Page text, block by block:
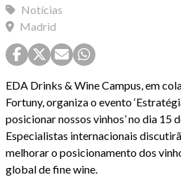
Notícias
Madrid
EDA Drinks & Wine Campus, em
Fortuny, organiza o evento
posicionar nossos vinhos’ no dia 15
Especialistas internacionais
melhorar o posicionamento dos
global de fine wine.